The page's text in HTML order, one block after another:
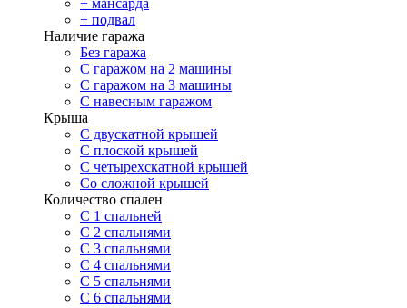
+ мансарда
+ подвал
Наличие гаража
Без гаража
С гаражом на 2 машины
С гаражом на 3 машины
С навесным гаражом
Крыша
С двускатной крышей
С плоской крышей
С четырехскатной крышей
Со сложной крышей
Количество спален
С 1 спальней
С 2 спальнями
С 3 спальнями
С 4 спальнями
С 5 спальнями
С 6 спальнями